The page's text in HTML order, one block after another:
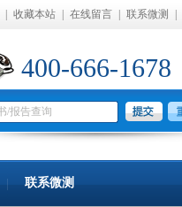
收藏本站 在线留言 联系微测
400-666-1678
联系微测